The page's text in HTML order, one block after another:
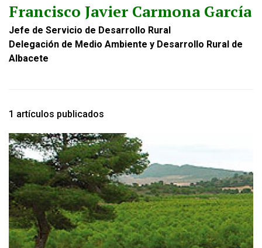
Francisco Javier Carmona García
Jefe de Servicio de Desarrollo Rural
Delegación de Medio Ambiente y Desarrollo Rural de
Albacete
1 artículos publicados
Image: